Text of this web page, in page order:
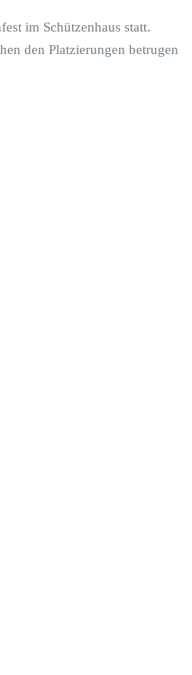
im Schützenhaus statt.
den Platzierungen betrugen